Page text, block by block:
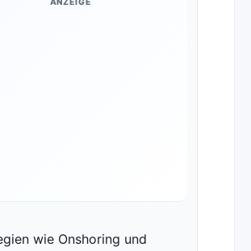
ANZEIGE
wie Onshoring und